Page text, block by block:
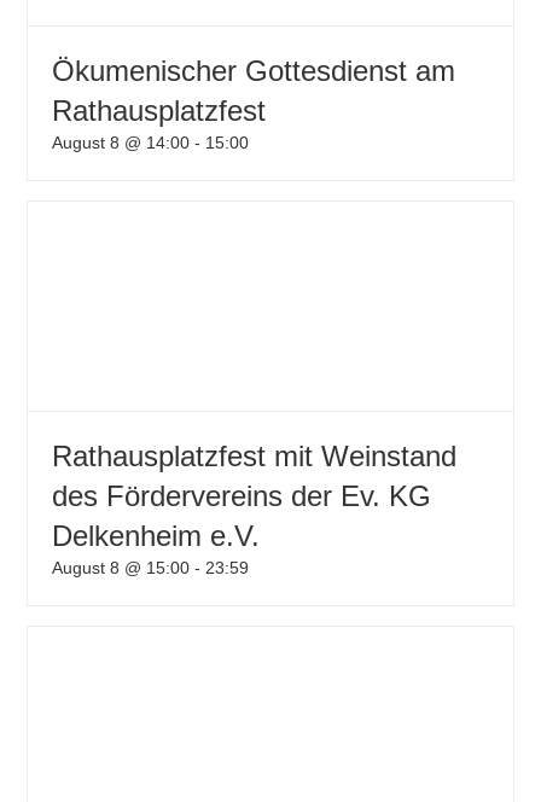
Ökumenischer Gottesdienst am
Rathausplatzfest
August 8 @ 14:00 - 15:00
Rathausplatzfest mit Weinstand
des Fördervereins der Ev. KG
Delkenheim e.V.
August 8 @ 15:00 -23:59